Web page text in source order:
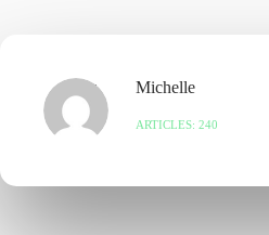
Michelle
ARTICLES: 240